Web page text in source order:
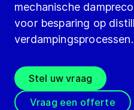
mechanische
voor besparing op
verdampingsprocessen.
Stel uw vraag
Vraag een offerte